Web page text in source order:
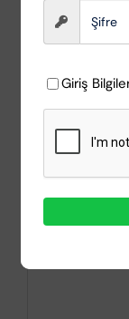
Koch
Sepete Ekle
Giriş